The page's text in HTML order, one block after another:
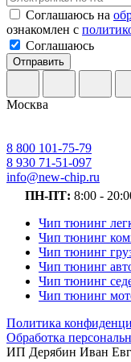
Соглашаюсь на
ознакомлен с
Соглашаюсь
Отправить
Москва
8 800 101-75-79
8 930 71-51-097
info@new-chip.ru
ПН-ПТ: 8:00 -
Чип тюнинг
Чип тюнинг
Чип тюнинг
Чип тюнинг
Чип тюнинг
Чип тюнинг
Политика
Обработка
ИП Дерябин Иван